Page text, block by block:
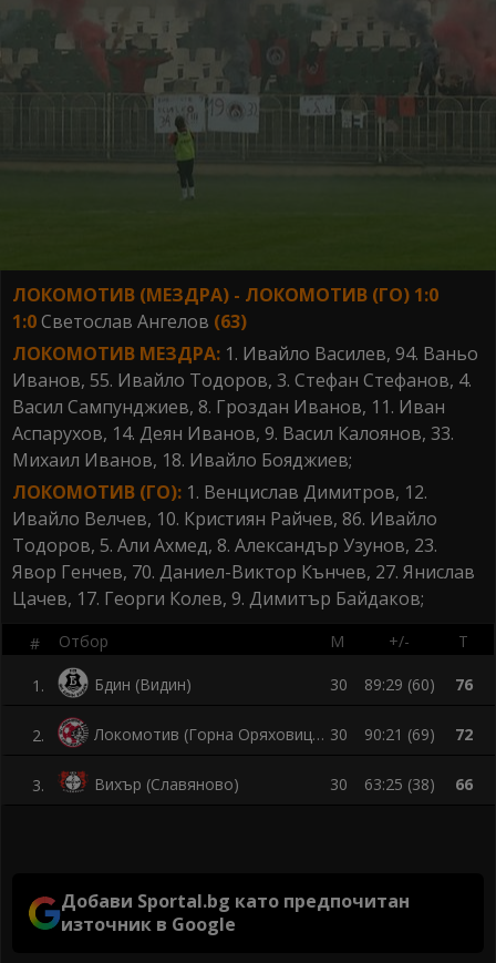
ЛОКОМОТИВ (МЕЗДРА) - ЛОКОМОТИВ (ГО) 1:0
1:0Светослав Ангелов (63)
ЛОКОМОТИВ МЕЗДРА: 1. Ивайло Василев, 94. Ваньо
Иванов, 55. Ивайло Тодоров, 3. Стефан Стефанов, 4.
Васил Сампунджиев, 8. Гроздан Иванов, 11. Иван
Аспарухов, 14. Деян Иванов, 9. Васил Калоянов, 33.
Михаил Иванов, 18. Ивайло Бояджиев;
ЛОКОМОТИВ (ГО): 1. Венцислав Димитров, 12.
Ивайло Велчев, 10. Кристиян Райчев, 86. Ивайло
Тодоров, 5. Али Ахмед, 8. Александър Узунов, 23.
Явор Генчев, 70. Даниел-Виктор Кънчев, 27. Янислав
Цачев, 17. Георги Колев, 9. Димитър Байдаков;
# Отбор М +/- Т
1 . Бдин (Видин) 30 89:29 (60) 76
2. Локомотив (Горна Оряховица) 30 90:21 (69) 72
3. Вихър (Славяново) 30 63:25 (38) 66
Добави Sportal.bg като предпочитан
източник в Google